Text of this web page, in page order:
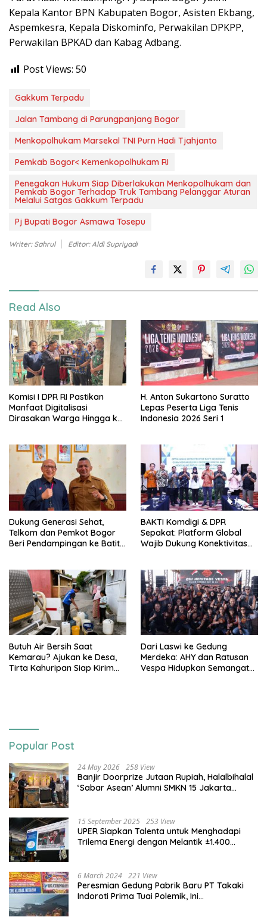
Kepala Kantor BPN Kabupaten Bogor, Asisten Ekbang,
Aspemkesra, Kepala Diskominfo, Perwakilan DPKPP,
Perwakilan BPKAD dan Kabag Adbang.
Post Views: 50
Gakkum Terpadu
Jalan Tambang di Parungpanjang Bogor
Menkopolhukam Marsekal TNI Purn Hadi Tjahjanto
Pemkab Bogor< Kemenkopolhukam RI
Penegakan Hukum Siap Diberlakukan Menkopolhukam dan
Pemkab Bogor Terhadap Truk Tambang Pelanggar Aturan
Melalui Satgas Gakkum Terpadu
Pj Bupati Bogor Asmawa Tosepu
Writer: Sahrul Editor: Aldi Supriyadi
Read Also
Komisi I DPR RI Pastikan
Manfaat Digitalisasi
Dirasakan Warga Hingga ke
H. Anton Sukartono Suratto
Lepas Peserta Liga Tenis
Indonesia 2026 Seri 1
Dukung Generasi Sehat,
Telkom dan Pemkot Bogor
Beri Pendampingan ke Batita
BAKTI Komdigi & DPR
Sepakat: Platform Global
Wajib Dukung Konektivitas
Butuh Air Bersih Saat
Kemarau? Ajukan ke Desa,
Tirta Kahuripan Siap Kirim
Dari Laswi ke Gedung
Merdeka: AHY dan Ratusan
Vespa Hidupkan Semangat
Popular Post
24 May 2026 258 View
Banjir Doorprize Jutaan Rupiah, Halalbihalal
‘Sabar Asean’ Alumni SMKN 15 Jakarta
15 September 2025 253 View
UPER Siapkan Talenta untuk Menghadapi
Trilema Energi dengan Melantik ±1.400
6 March 2024 221 View
Peresmian Gedung Pabrik Baru PT Takaki
Indoroti Prima Tuai Polemik, Ini